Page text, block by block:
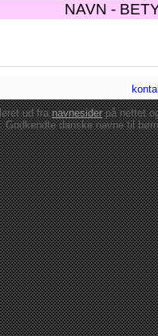
NAVN -
ud franavnesiderpå nettet
: Godkendte danskenavne til børn